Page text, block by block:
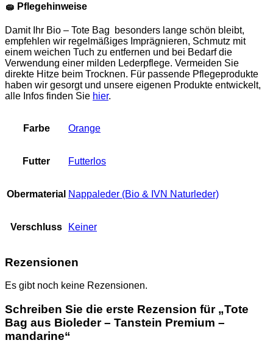
🧽 Pflegehinweise
Damit Ihr Bio – Tote Bag besonders lange schön bleibt,
empfehlen wir regelmäßiges Imprägnieren, Schmutz mit
einem weichen Tuch zu entfernen und bei Bedarf die
Verwendung einer milden Lederpflege. Vermeiden Sie
direkte Hitze beim Trocknen. Für passende Pflegeprodukte
haben wir gesorgt und unsere eigenen Produkte entwickelt,
alle Infos finden Sie hier.
Farbe Orange
Futter Futterlos
Obermaterial Nappaleder (Bio & IVN Naturleder)
Verschluss Keiner
Rezensionen
Es gibt noch keine Rezensionen.
Schreiben Sie die erste Rezension für „Tote
Bag aus Bioleder – Tanstein Premium –
mandarine“